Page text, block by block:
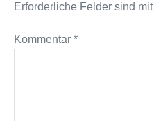
Erforderliche Felder sind mit
Kommentar *